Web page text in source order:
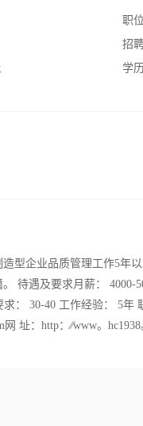
职
招
学
型企业品质管理工作5年
待遇及要求月薪： 4000-
： 30-40 工作经验： 5年
网 址：http：∕∕www。